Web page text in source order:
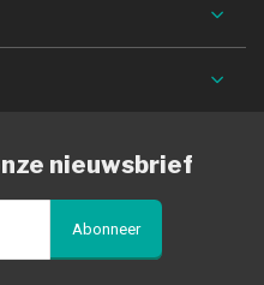
nieuwsbrief
Abonneer